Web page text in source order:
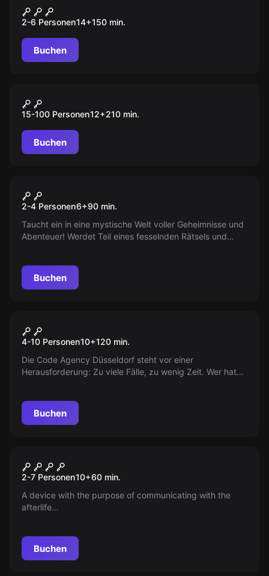
Auf der Spur des Phantoms
2-6 Personen14+150 min.
Buchen
„SCHÜLER“ Tour Düsseldorf
15-100 Personen12+210 min.
Buchen
Neu
Sir-Peter-Morgan Outdoor-
Touren
2-4 Personen6+90 min.
Taucht ein in eine mystische Welt voller Geheimnisse und
Abenteuer! Werdet Teil eines fesselnden Rätsels und
unvergessliche Herausforderung?
Buchen
Neu
Spy Kids
4-10 Personen10+120 min.
Die Code Agency Düsseldorf steht vor einer
Herausforderung: Zu viele Fälle, zu wenig Zeit. Wer hat
Geheimnisse und Rätsel? Finde es heraus!
Buchen
Neu
Mr. Tesla
2-7 Personen10+60 min.
A device with the purpose of communicating with the
afterlife…
Buchen